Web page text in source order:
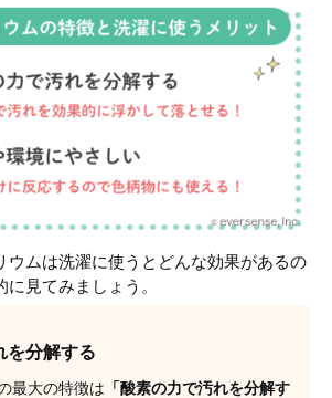
ウムは洗濯に使うとどんな効果があるの
見てみましょう。
を分解する
最大の特徴は 「酸素の力で汚れを分解す